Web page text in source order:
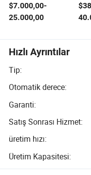
Katman İki Üç
Katman Çok
Dönel Plastik
Film Üfleme
Ekstrüder Film
Ekstrüzyon
Üfleme Makinesi
$7.000,00-
25.000,00
Hızlı Ayrıntılar
Tip:
Otomatik derece:
Garanti:
Satış Sonrası Hizmet:
üretim hızı:
Üretim Kapasitesi: